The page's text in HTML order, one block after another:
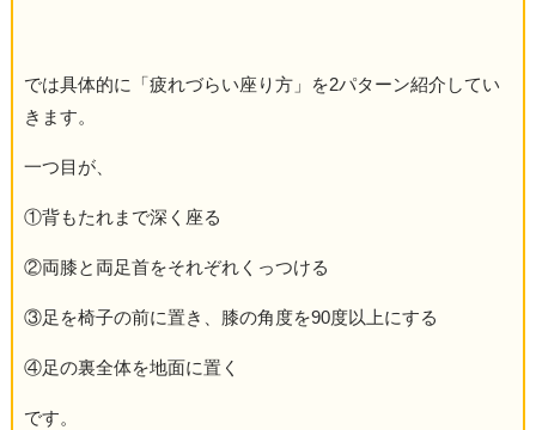
では具体的に「疲れづらい座り方」を2パターン紹介してい
きます。
一つ目が、
①背もたれまで深く座る
②両膝と両足首をそれぞれくっつける
③足を椅子の前に置き、膝の角度を90度以上にする
④足の裏全体を地面に置く
です。